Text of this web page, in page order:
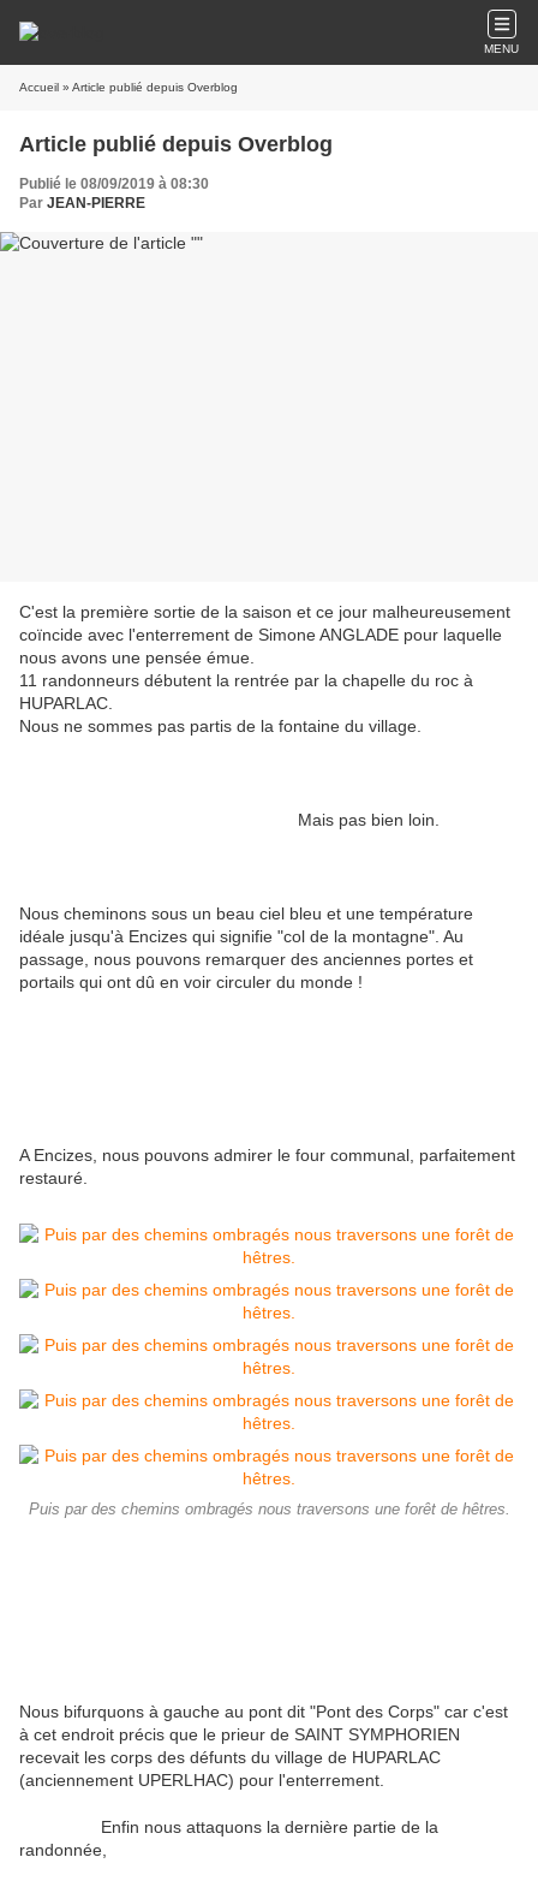
MENU
Accueil » Article publié depuis Overblog
Article publié depuis Overblog
Publié le 08/09/2019 à 08:30
Par JEAN-PIERRE
C'est la première sortie de la saison et ce jour malheureusement
coïncide avec l'enterrement de Simone ANGLADE pour laquelle
nous avons une pensée émue.
11 randonneurs débutent la rentrée par la chapelle du roc à
HUPARLAC.
Nous ne sommes pas partis de la fontaine du village.
Mais pas bien loin.
Nous cheminons sous un beau ciel bleu et une température
idéale jusqu'à Encizes qui signifie "col de la montagne". Au
passage, nous pouvons remarquer des anciennes portes et
portails qui ont dû en voir circuler du monde !
A Encizes, nous pouvons admirer le four communal, parfaitement
restauré.
Puis par des chemins ombragés nous traversons une forêt de hêtres.
Nous bifurquons à gauche au pont dit "Pont des Corps" car c'est
à cet endroit précis que le prieur de SAINT SYMPHORIEN
recevait les corps des défunts du village de HUPARLAC
(anciennement UPERLHAC) pour l'enterrement.
Enfin nous attaquons la dernière partie de la
randonnée,